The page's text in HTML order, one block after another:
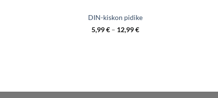
DIN-kiskon pidike
5,99€– 12,99€